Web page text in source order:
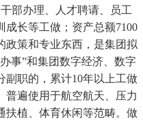
部办理、人才聘请、员工
成长等工做；资产总额7100
政策和专业东西，是集团拟
事”和集团数字经济、数字
职的，累计10年以上工做
普遍使用于航空航天、压力
扶植、体育休闲等范畴。做